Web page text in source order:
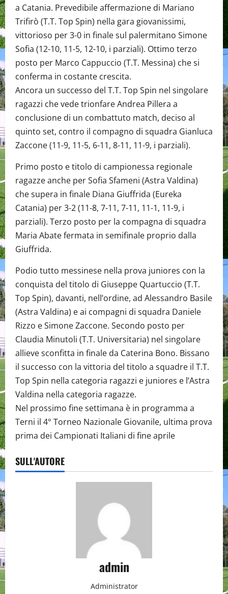
a Catania. Prevedibile affermazione di Mariano
Trifirò (T.T. Top Spin) nella gara giovanissimi,
vittorioso per 3-0 in finale sul palermitano Simone
Sofia (12-10, 11-5, 12-10, i parziali). Ottimo terzo
posto per Marco Cappuccio (T.T. Messina) che si
conferma in costante crescita.
Ancora un successo del T.T. Top Spin nel singolare
ragazzi che vede trionfare Andrea Pillera a
conclusione di un combattuto match, deciso al
quinto set, contro il compagno di squadra Gianluca
Zaccone (11-9, 11-5, 6-11, 8-11, 11-9, i parziali).
Primo posto e titolo di campionessa regionale
ragazze anche per Sofia Sfameni (Astra Valdina)
che supera in finale Diana Giuffrida (Eureka
Catania) per 3-2 (11-8, 7-11, 7-11, 11-1, 11-9, i
parziali). Terzo posto per la compagna di squadra
Maria Abate fermata in semifinale proprio dalla
Giuffrida.
Podio tutto messinese nella prova juniores con la
conquista del titolo di Giuseppe Quartuccio (T.T.
Top Spin), davanti, nell’ordine, ad Alessandro Basile
(Astra Valdina) e ai compagni di squadra Daniele
Rizzo e Simone Zaccone. Secondo posto per
Claudia Minutoli (T.T. Universitaria) nel singolare
allieve sconfitta in finale da Caterina Bono. Bissano
il successo con la vittoria del titolo a squadre il T.T.
Top Spin nella categoria ragazzi e juniores e l’Astra
Valdina nella categoria ragazze.
Nel prossimo fine settimana è in programma a
Terni il 4° Torneo Nazionale Giovanile, ultima prova
prima dei Campionati Italiani di fine aprile
SULL'AUTORE
admin
Administrator